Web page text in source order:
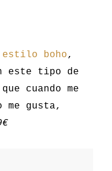
boho,
este tipo de
cuando me
me gusta,